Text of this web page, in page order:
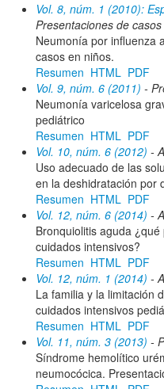
Vol. 8, núm. 1 (2010):
Presentaciones de casos
Neumonía por influenza
casos en niños.
Resumen HTML PDF
Vol. 9, núm. 6 (2011) -
Neumonía varicelosa
pediátrico
Resumen HTML PDF
Vol. 10, núm. 6 (2012) -
Uso adecuado de las
en la deshidratación por
Resumen HTML PDF
Vol. 12, núm. 6 (2014) -
Bronquiolitis aguda
cuidados intensivos?
Resumen HTML PDF
Vol. 12, núm. 1 (2014) -
La familia y la limitación
cuidados intensivos
Resumen HTML PDF
Vol. 11, núm. 3 (2013) -
Síndrome hemolítico
neumocócica.